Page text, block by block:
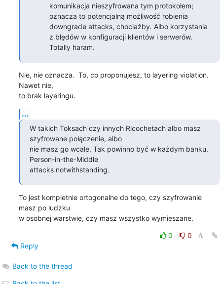
komunikacja nieszyfrowana tym protokołem;
oznacza to potencjalną możliwość robienia
downgrade attacks, chociażby. Albo korzystania
z błędów w konfiguracji klientów i serwerów.
Totally haram.
Nie, nie oznacza.  To, co proponujesz, to layering violation.
Nawet nie,
to brak layeringu.
...
W takich Toksach czy innych Ricochetach albo masz
szyfrowane połączenie, albo
nie masz go wcale. Tak powinno być w każdym banku,
Person-in-the-Middle
attacks notwithstanding.
To jest kompletnie ortogonalne do tego, czy szyfrowanie
masz po ludzku
w osobnej warstwie, czy masz wszystko wymieszane.
0
0
Reply
Back to the thread